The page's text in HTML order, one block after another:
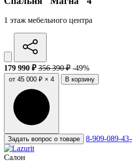
1 этаж мебельного центра
179 990 ₽ 356 390 ₽ -49%
от 45 000 ₽ × 4 В корзину
Задать вопрос о товаре 8-909-089-
Салон